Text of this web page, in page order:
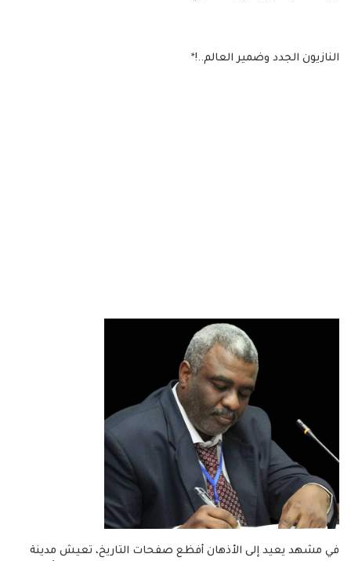
النازيون الجدد وضمير العالم..!*
في مشهد يعيد إلى الأذهان أفظع صفحات التاريخ، تعيش مدينة